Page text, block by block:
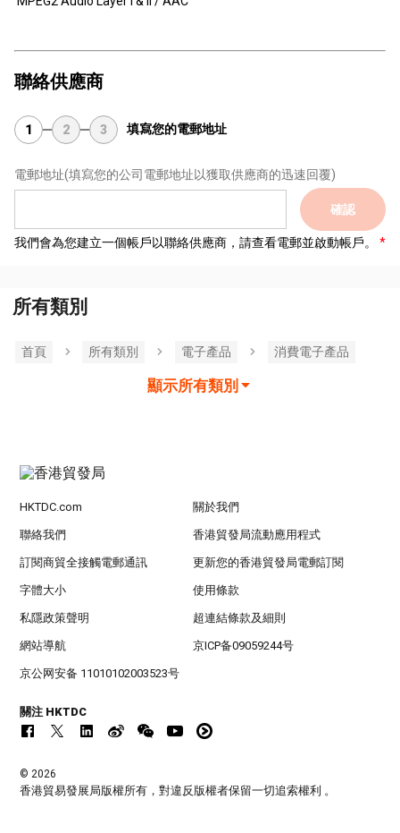
聯絡供應商
1 2 3 填寫您的電郵地址
電郵地址(填寫您的公司電郵地址以獲取供應商的迅速回覆)
確認
我們會為您建立一個帳戶以聯絡供應商，請查看電郵並啟動帳戶。
所有類別
首頁 所有類別 電子產品 消費電子產品
顯示所有類別
HKTDC.com 關於我們
聯絡我們 香港貿發局流動應用程式
訂閱商貿全接觸電郵通訊 更新您的香港貿發局電郵訂閱
字體大小 使用條款
私隱政策聲明 超連結條款及細則
網站導航 京ICP备09059244号
京公网安备 11010102003523号
關注 HKTDC
© 2026
香港貿易發展局版權所有，對違反版權者保留一切追索權利 。